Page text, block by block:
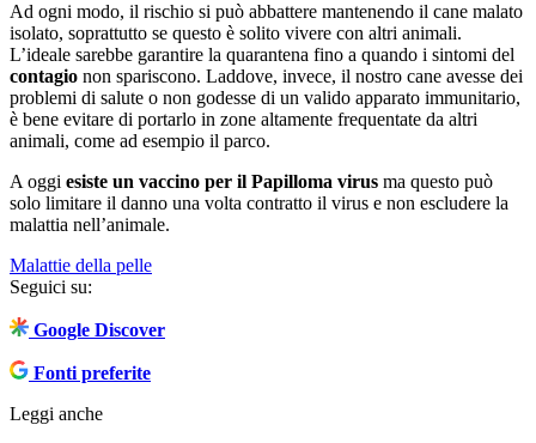
Ad ogni modo, il rischio si può abbattere mantenendo il cane malato
isolato, soprattutto se questo è solito vivere con altri animali.
L’ideale sarebbe garantire la quarantena fino a quando i sintomi del
contagio non spariscono. Laddove, invece, il nostro cane avesse dei
problemi di salute o non godesse di un valido apparato immunitario,
è bene evitare di portarlo in zone altamente frequentate da altri
animali, come ad esempio il parco.
A oggi esiste un vaccino per il Papilloma virus ma questo può
solo limitare il danno una volta contratto il virus e non escludere la
malattia nell’animale.
Malattie della pelle
Seguici su:
Google Discover
Fonti preferite
Leggi anche